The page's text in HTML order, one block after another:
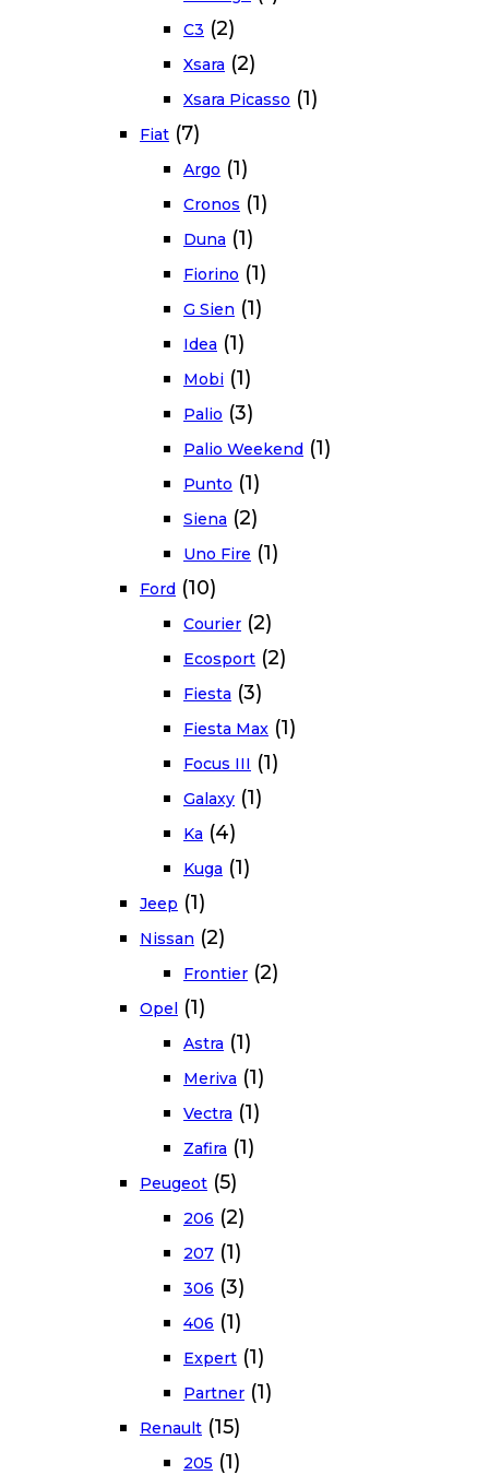
C3 (2)
Xsara (2)
Xsara Picasso (1)
Fiat (7)
Argo (1)
Cronos (1)
Duna (1)
Fiorino (1)
G Sien (1)
Idea (1)
Mobi (1)
Palio (3)
Palio Weekend (1)
Punto (1)
Siena (2)
Uno Fire (1)
Ford (10)
Courier (2)
Ecosport (2)
Fiesta (3)
Fiesta Max (1)
Focus III (1)
Galaxy (1)
Ka (4)
Kuga (1)
Jeep (1)
Nissan (2)
Frontier (2)
Opel (1)
Astra (1)
Meriva (1)
Vectra (1)
Zafira (1)
Peugeot (5)
206 (2)
207 (1)
306 (3)
406 (1)
Expert (1)
Partner (1)
Renault (15)
205 (1)